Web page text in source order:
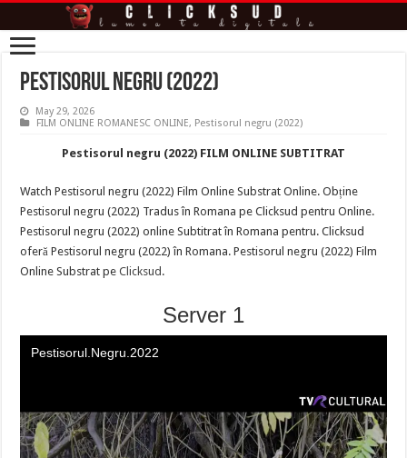
Pestisorul negru (2022)
May 29, 2026
FILM ONLINE ROMANESC ONLINE, Pestisorul negru (2022)
Pestisorul negru (2022) FILM ONLINE SUBTITRAT
Watch Pestisorul negru (2022) Film Online Substrat Online. Obține
Pestisorul negru (2022) Tradus în Romana pe Clicksud pentru Online.
Pestisorul negru (2022) online Subtitrat în Romana pentru. Clicksud
oferă Pestisorul negru (2022) în Romana. Pestisorul negru (2022) Film
Online Substrat peClicksud .
Server 1